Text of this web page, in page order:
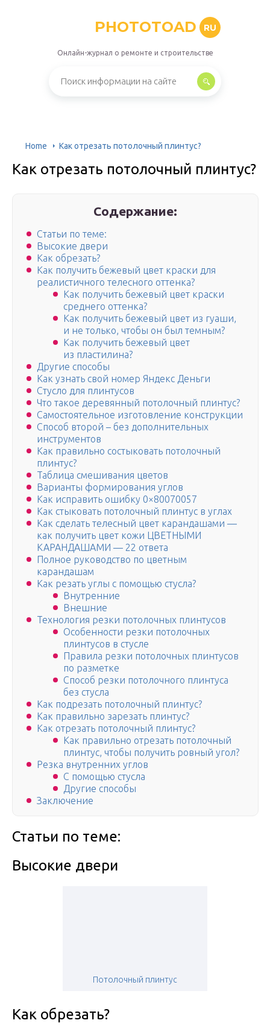
PHOTOTOAD RU
Онлайн-журнал о ремонте и строительстве
Home Как отрезать потолочный плинтус?
Как отрезать потолочный плинтус?
Содержание:
Статьи по теме:
Высокие двери
Как обрезать?
Как получить бежевый цвет краски для
реалистичного телесного оттенка?
Как получить бежевый цвет краски
среднего оттенка?
Как получить бежевый цвет из гуаши,
и не только, чтобы он был темным?
Как получить бежевый цвет
из пластилина?
Другие способы
Как узнать свой номер Яндекс Деньги
Стусло для плинтусов
Что такое деревянный потолочный плинтус?
Самостоятельное изготовление конструкции
Способ второй – без дополнительных
инструментов
Как правильно состыковать потолочный
плинтус?
Таблица смешивания цветов
Варианты формирования углов
Как исправить ошибку 0×80070057
Как стыковать потолочный плинтус в углах
Как сделать телесный цвет карандашами —
как получить цвет кожи ЦВЕТНЫМИ
КАРАНДАШАМИ — 22 ответа
Полное руководство по цветным
карандашам
Как резать углы с помощью стусла?
Внутренние
Внешние
Технология резки потолочных плинтусов
Особенности резки потолочных
плинтусов в стусле
Правила резки потолочных плинтусов
по разметке
Способ резки потолочного плинтуса
без стусла
Как подрезать потолочный плинтус?
Как правильно зарезать плинтус?
Как отрезать потолочный плинтус?
Как правильно отрезать потолочный
плинтус, чтобы получить ровный угол?
Резка внутренних углов
С помощью стусла
Другие способы
Заключение
Статьи по теме:
Высокие двери
Потолочный плинтус
Как обрезать?